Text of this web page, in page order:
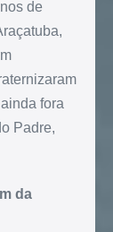
de
fora
Padre,
da